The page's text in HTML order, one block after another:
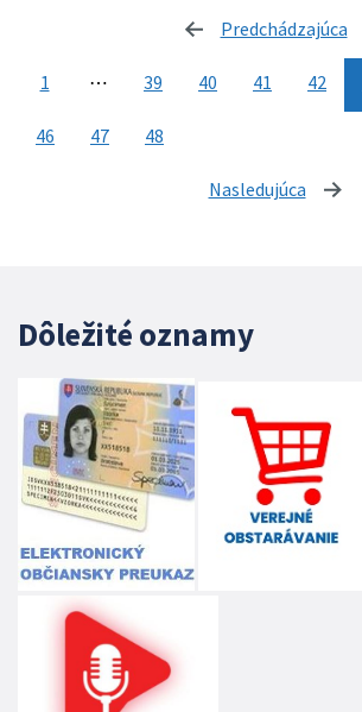
Predchádzajúca
1 ⋯ 39 40 41 42
46 47 48
Nasledujúca
Dôležité oznamy